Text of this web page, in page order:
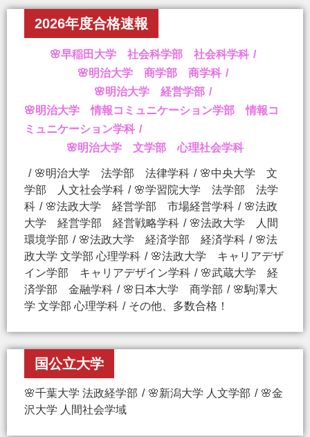
2026年度合格速報
🌸早稲田大学 社会科学部 社会科学科
🌸明治大学 商学部 商学科
🌸明治大学 経営学部
🌸明治大学 情報コミュニケーション学部 情報コ
ミュニケーション学科
🌸明治大学 文学部 心理社会学科
🌸明治大学 法学部 法律学科
🌸中央大学 文
学部 人文社会学科
🌸学習院大学 法学部 法学
科
🌸法政大学 経営学部 市場経営学科
🌸法政
大学 経営学部 経営戦略学科
🌸法政大学 人間
環境学部
🌸法政大学 経済学部 経済学科
🌸法
政大学 文学部 心理学科
🌸法政大学 キャリアデザ
イン学部 キャリアデザイン学科
🌸武蔵大学 経
済学部 金融学科
🌸日本大学 商学部
🌸駒澤大
学 文学部 心理学科
その他、多数合格！
国公立大学
🌸千葉大学 法政経学部 🌸新潟大学 人文学部
🌸金
沢大学 人間社会学域